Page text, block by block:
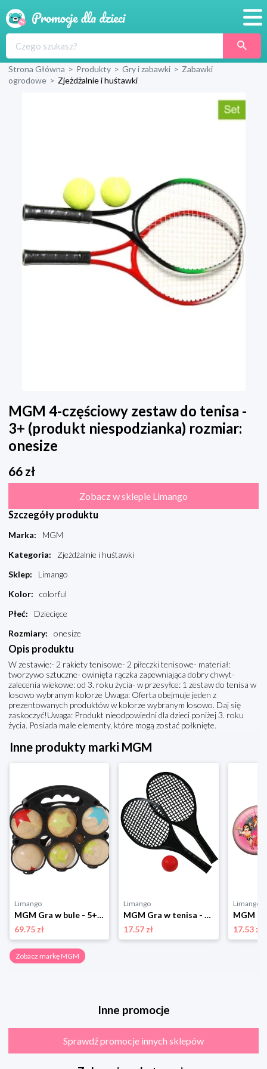
Produkty
Strona Główna > Produkty > Gry i zabawki > Zabawki
ogrodowe > Zjeżdżalnie i huśtawki
MGM 4-częściowy zestaw do tenisa -
3+ (produkt niespodzianka) rozmiar:
onesize
66 zł
Zobacz w sklepie Limango
Szczegóły produktu
Marka:
MGM
Kategoria:
Zjeżdżalnie i huśtawki
Sklep:
Limango
Kolor:
colorful
Płeć:
Dziecięce
Rozmiary: onesize
Opis produktu
W zestawie:- 2 rakiety tenisowe- 2 piłeczki tenisowe- materiał:
tworzywo sztuczne- owinięta rączka zapewniająca dobry chwyt-
zalecenia wiekowe: od 3. roku życia- w przesyłce: 1 zestaw do tenisa w
losowo wybranym kolorze Uwaga: Oferta obejmuje jeden z
prezentowanych produktów w kolorze wybranym losowo. Daj się
zaskoczyć!Uwaga: Produkt nieodpowiedni dla dzieci poniżej 3. roku
życia. Posiada małe elementy, które mogą zostać połknięte.
Inne produkty marki MGM
Limango
MGM Gra w bule - 5+ rozmiar: onesize
69.75 zł
Limango
MGM Gra w tenisa - 3+ (produkt niespodzianka) rozmiar: onesize
17.57 zł
Limango
17.53 zł
Zobacz markę MGM
Inne promocje
Sprawdź promocje innych sklepów